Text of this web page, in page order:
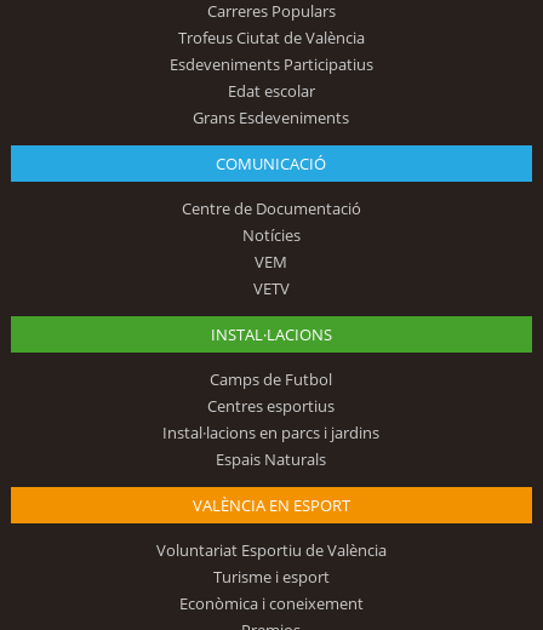
Carreres Populars
Trofeus Ciutat de València
Esdeveniments Participatius
Edat escolar
Grans Esdeveniments
COMUNICACIÓ
Centre de Documentació
Notícies
VEM
VETV
INSTAL·LACIONS
Camps de Futbol
Centres esportius
Instal·lacions en parcs i jardins
Espais Naturals
VALÈNCIA EN ESPORT
Voluntariat Esportiu de València
Turisme i esport
Econòmica i coneixement